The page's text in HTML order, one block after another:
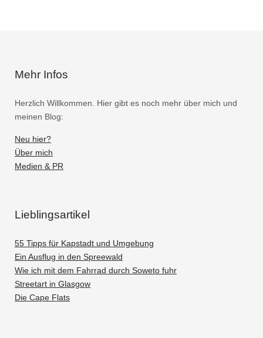
Mehr Infos
Herzlich Willkommen. Hier gibt es noch mehr über mich und
meinen Blog:
Neu hier?
Über mich
Medien & PR
Lieblingsartikel
55 Tipps für Kapstadt und Umgebung
Ein Ausflug in den Spreewald
Wie ich mit dem Fahrrad durch Soweto fuhr
Streetart in Glasgow
Die Cape Flats